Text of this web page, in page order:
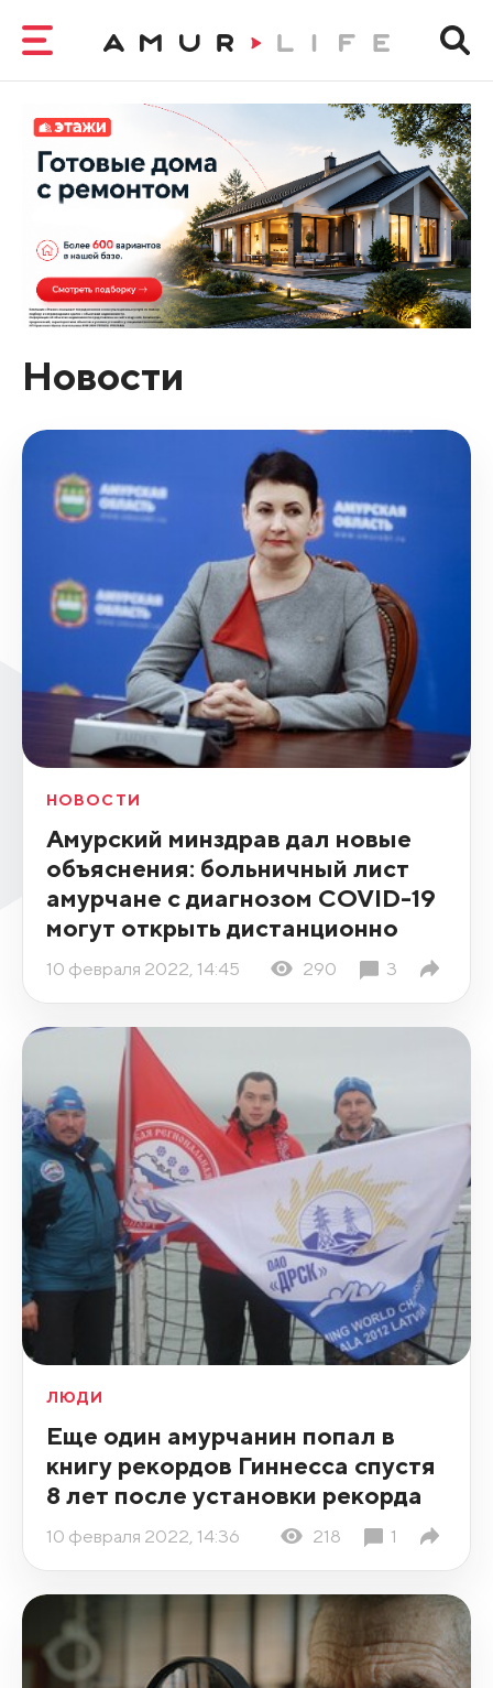
Новости
НОВОСТИ
Амурский минздрав дал новые
объяснения: больничный лист
амурчане с диагнозом COVID-19
могут открыть дистанционно
10 февраля 2022, 14:45 290 3
ЛЮДИ
Еще один амурчанин попал в
книгу рекордов Гиннесса спустя
8 лет после установки рекорда
10 февраля 2022, 14:36 218 1